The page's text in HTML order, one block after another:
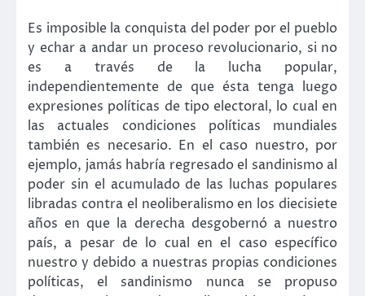
Es imposible la conquista del poder por el pueblo
y echar a andar un proceso revolucionario, si no
es a través de la lucha popular,
independientemente de que ésta tenga luego
expresiones políticas de tipo electoral, lo cual en
las actuales condiciones políticas mundiales
también es necesario. En el caso nuestro, por
ejemplo, jamás habría regresado el sandinismo al
poder sin el acumulado de las luchas populares
libradas contra el neoliberalismo en los diecisiete
años en que la derecha desgobernó a nuestro
país, a pesar de lo cual en el caso específico
nuestro y debido a nuestras propias condiciones
políticas, el sandinismo nunca se propuso